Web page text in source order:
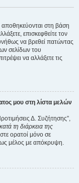
αποθηκεύονται στη βάση
επισκεφθείτε τον
να βρεθεί πατώντας
σελίδων του
να αλλάξετε τις
μου στη λίστα μελών
Δ. Συζήτησης”,
τη διάρκεια της
ορατοί μόνο σε
ως μέλος με απόκρυψη.